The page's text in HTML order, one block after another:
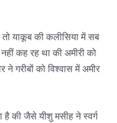
याकूब की कलीसिया में सब
कह रह था की अमीरी को
गरीबों को विश्वास में अमीर
है की जैसे यीशु मसीह ने स्वर्ग